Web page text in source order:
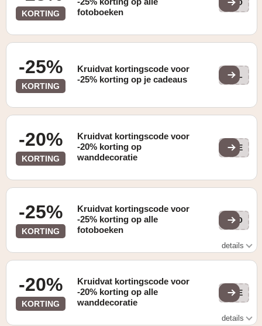
KORTING
fotoboeken
8BO
-25%
KORTING
Kruidvat kortingscode voor
-25% korting op je cadeaus
VAL
-20%
KORTING
Kruidvat kortingscode voor
-20% korting op
wanddecoratie
7DE
-25%
KORTING
Kruidvat kortingscode voor
-25% korting op alle
fotoboeken
8BO
details
-20%
KORTING
Kruidvat kortingscode voor
-20% korting op alle
wanddecoratie
7DE
details